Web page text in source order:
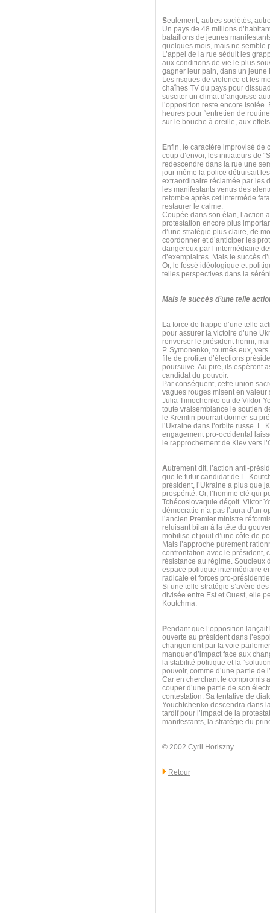
Seulement, autres sociétés,
Un pays de 48 millions
bataillons de jeunes
quelques mois, mais ne semble
L’appel de la rue séduit les
aux conditions de vie le plus
gagner leur pain, dans un jeune
Les risques de violence et les
chaînes TV du pays pour
susciter un climat d’angoisse
l’opposition reste encore
heures pour “entretien de
sur le bouche à oreille, aux
Enfin, le caractère improvisé de
coup d’envoi, les initiateurs de
redescendre dans la rue une
jour même la police détruisait
extraordinaire réclamée par les
les manifestants venus des
retombe après cet intermède
restaurer le calme.
Coupée dans son élan, l’action
protestation encore plus
d’une stratégie plus claire, de
coordonner et d’anticiper les
dangereux par l’intermédiaire
d’exemplaires. Mais le succès
Or, le fossé idéologique et
telles perspectives dans la
Mais le succès d’une telle
La force de frappe d’une telle
pour assurer la victoire d’une
renverser le président honni,
P. Symonenko, tournés eux,
file de profiter d’élections
poursuive. Au pire, ils espèrent
candidat du pouvoir.
Par conséquent, cette union
vagues rouges misent en
Julia Timochenko ou de Viktor
toute vraisemblance le soutien
le Kremlin pourrait donner sa
l’Ukraine dans l’orbite russe.
engagement pro-occidental
le rapprochement de Kiev vers
Autrement dit, l’action anti-
que le futur candidat de L.
président, l’Ukraine a plus que
prospérité. Or, l’homme clé qui
Tchécoslovaquie déçoit. Viktor
démocratie n’a pas l’aura d’un
l’ancien Premier ministre
reluisant bilan à la tête du
mobilise et jouit d’une côte de
Mais l’approche purement
confrontation avec le président,
résistance au régime. Soucieux
espace politique intermédiaire
radicale et forces pro-
Si une telle stratégie s’avère
divisée entre Est et Ouest, elle
Koutchma.
Pendant que l’opposition
ouverte au président dans
changement par la voie
manquer d’impact face aux
la stabilité politique et la
pouvoir, comme d’une partie de
Car en cherchant le compromis
couper d’une partie de son
contestation. Sa tentative de
Youchtchenko descendra dans
tardif pour l’impact de la
manifestants, la stratégie du
© 2002 Cyril Horiszny
Retour